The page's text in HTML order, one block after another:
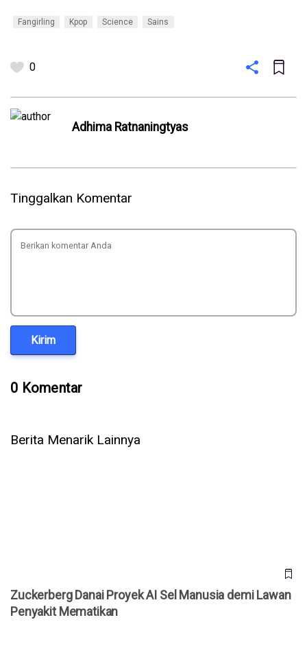
Fangirling Kpop Science Sains
0
Adhima Ratnaningtyas
Tinggalkan Komentar
Kirim
0 Komentar
Berita Menarik Lainnya
Zuckerberg Danai Proyek AI Sel Manusia demi Lawan
Penyakit Mematikan